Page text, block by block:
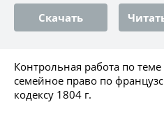
Скачать
Контрольная работа по
семейное право по
кодексу 1804 г.